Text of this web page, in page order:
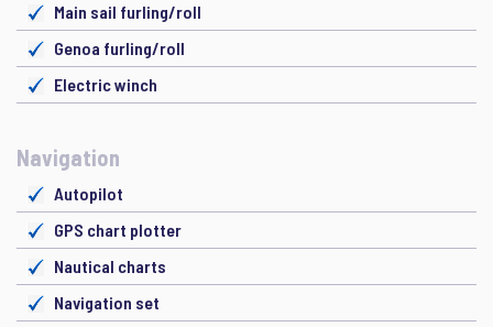
Main sail furling/roll
Genoa furling/roll
Electric winch
Navigation
Autopilot
GPS chart plotter
Nautical charts
Navigation set